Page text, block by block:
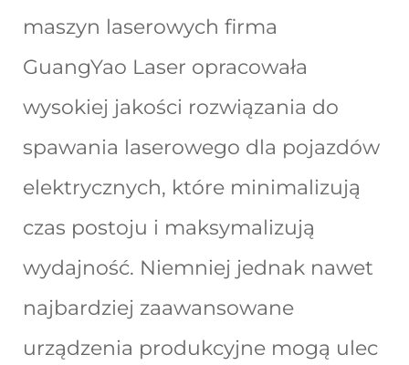
maszyn laserowych firma
GuangYao Laser opracowała
wysokiej jakości rozwiązania do
spawania laserowego dla pojazdów
elektrycznych, które minimalizują
czas postoju i maksymalizują
wydajność. Niemniej jednak nawet
najbardziej zaawansowane
urządzenia produkcyjne mogą ulec